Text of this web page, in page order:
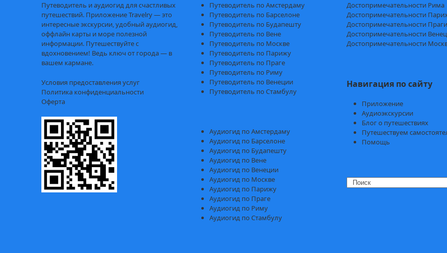
Путеводитель и аудиогид для счастливых
путешествий. Приложение Travelry — это
интересные экскурсии, удобный аудиогид,
оффлайн карты и море полезной
информации. Путешествуйте с
вдохновением! Ведь ключ от города — в
вашем кармане.
Условия предоставления услуг
Политика конфиденциальности
Оферта
Путеводитель по Амстердаму
Путеводитель по Барселоне
Путеводитель по Будапешту
Путеводитель по Вене
Путеводитель по Москве
Путеводитель по Парижу
Путеводитель по Праге
Путеводитель по Риму
Путеводитель по Венеции
Путеводитель по Стамбулу
Аудиогид по Амстердаму
Аудиогид по Барселоне
Аудиогид по Будапешту
Аудиогид по Вене
Аудиогид по Венеции
Аудиогид по Москве
Аудиогид по Парижу
Аудиогид по Праге
Аудиогид по Риму
Аудиогид по Стамбулу
Достопримечательности Рима
Достопримечательности
Достопримечательности Праги
Достопримечательности
Достопримечательности
Навигация по сайту
Приложение
Аудиоэкскурсии
Блог о путешествиях
Путешествуем
Помощь
Search